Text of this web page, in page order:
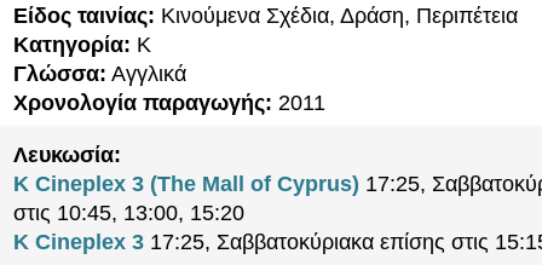
Είδος ταινίας: Κινούμενα Σχέδια, Δράση, Περιπέτεια
Κατηγορία: K
Γλώσσα: Αγγλικά
Χρονολογία παραγωγής: 2011
Λευκωσία:
K Cineplex 3 (The Mall of Cyprus) 17:25,
στις 10:45, 13:00, 15:20
K Cineplex 3 17:25, Σαββατοκύριακα επίσης στις